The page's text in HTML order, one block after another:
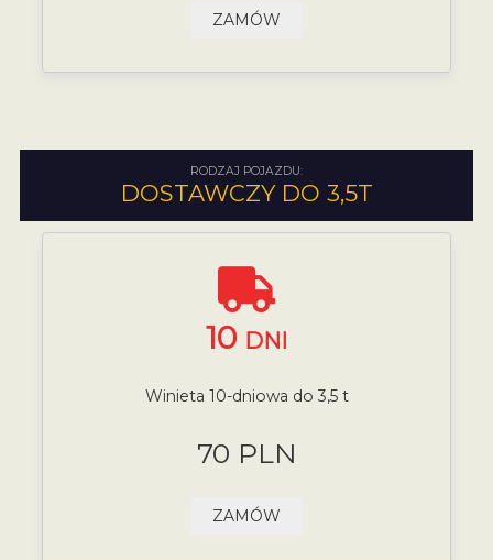
ZAMÓW
RODZAJ POJAZDU:
DOSTAWCZY DO 3,5T
10 DNI
Winieta 10-dniowa do 3,5 t
70 PLN
ZAMÓW